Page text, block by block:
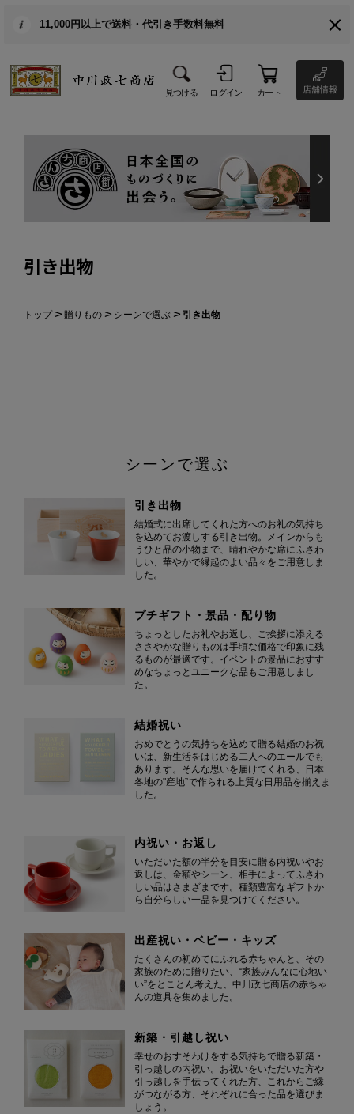
11,000円以上で送料・代引き手数料無料
見つける ログイン カート 店舗情報
引き出物
トップ 贈りもの シーンで選ぶ 引き出物
シーンで選ぶ
引き出物
結婚式に出席してくれた方へのお礼の気持ち
を込めてお渡しする引き出物。メインからも
うひと品の小物まで、晴れやかな席にふさわ
しい、華やかで縁起のよい品々をご用意しま
した。
プチギフト・景品・配り物
ちょっとしたお礼やお返し、ご挨拶に添える
ささやかな贈りものは手頃な価格で印象に残
るものが最適です。イベントの景品におすす
めなちょっとユニークな品もご用意しまし
た。
結婚祝い
おめでとうの気持ちを込めて贈る結婚のお祝
いは、新生活をはじめる二人へのエールでも
あります。そんな思いを届けてくれる、日本
各地の"産地”で作られる上質な日用品を揃えま
した。
内祝い・お返し
いただいた額の半分を目安に贈る内祝いやお
返しは、金額やシーン、相手によってふさわ
しい品はさまざまです。種類豊富なギフトか
ら自分らしい一品を見つけてください。
出産祝い・ベビー・キッズ
たくさんの初めてにふれる赤ちゃんと、その
家族のために贈りたい、“家族みんなに心地い
い”をとことん考えた、中川政七商店の赤ちゃ
んの道具を集めました。
新築・引越し祝い
幸せのおすそわけをする気持ちで贈る新築・
引っ越しの内祝い。お祝いをいただいた方や
引っ越しを手伝ってくれた方、これからご縁
がつながる方、それぞれに合った品を選びま
しょう。